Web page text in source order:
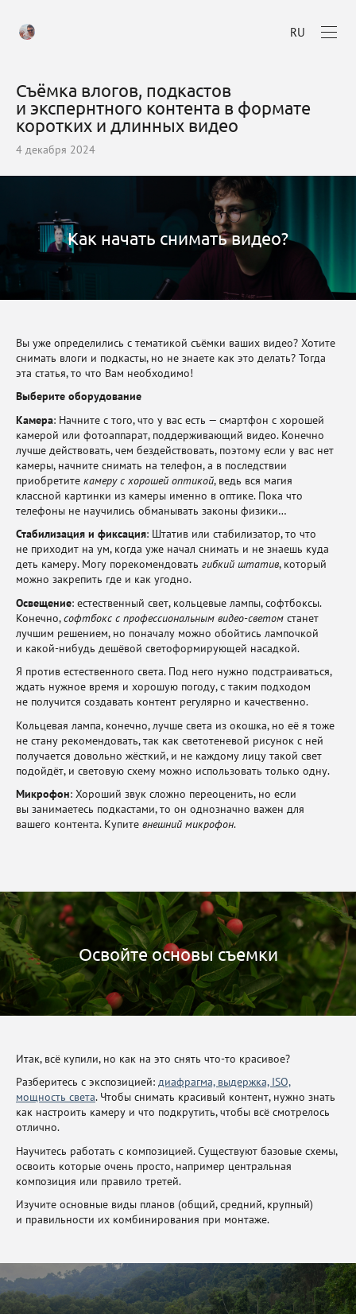
RU
Съёмка влогов, подкастов
и экспернтного контента в формате
коротких и длинных видео
4 декабря 2024
Как начать снимать видео?
Вы уже определились с тематикой съёмки ваших видео? Хотите
снимать влоги и подкасты, но не знаете как это делать? Тогда
эта статья, то что Вам необходимо!
Выберите оборудование
Камера: Начните с того, что у вас есть — смартфон с хорошей
камерой или фотоаппарат, поддерживающий видео. Конечно
лучше действовать, чем бездействовать, поэтому если у вас нет
камеры, начните снимать на телефон, а в последствии
приобретите камеру с хорошей оптикой, ведь вся магия
классной картинки из камеры именно в оптике. Пока что
телефоны не научились обманывать законы физики…
Стабилизация и фиксация: Штатив или стабилизатор, то что
не приходит на ум, когда уже начал снимать и не знаешь куда
деть камеру. Могу порекомендовать гибкий штатив, который
можно закрепить где и как угодно.
Освещение: естественный свет, кольцевые лампы, софтбоксы.
Конечно,софтбокс с профессиональным видео-светом станет
лучшим решением, но поначалу можно обойтись лампочкой
и какой-нибудь дешёвой светоформирующей насадкой.
Я против естественного света. Под него нужно подстраиваться,
ждать нужное время и хорошую погоду, с таким подходом
не получится создавать контент регулярно и качественно.
Кольцевая лампа, конечно, лучше света из окошка, но её я тоже
не стану рекомендовать, так как светотеневой рисунок с ней
получается довольно жёсткий, и не каждому лицу такой свет
подойдёт, и световую схему можно использовать только одну.
Микрофон: Хороший звук сложно переоценить, но если
вы занимаетесь подкастами, то он однозначно важен для
вашего контента. Купите внешний микрофон.
Освойте основы съемки
Итак, всё купили, но как на это снять что-то красивое?
Разберитесь с экспозицией: диафрагма, выдержка, ISO,
мощность света. Чтобы снимать красивый контент, нужно знать
как настроить камеру и что подкрутить, чтобы всё смотрелось
отлично.
Научитесь работать с композицией. Существуют базовые схемы,
освоить которые очень просто, например центральная
композиция или правило третей.
Изучите основные виды планов (общий, средний, крупный)
и правильности их комбинирования при монтаже.